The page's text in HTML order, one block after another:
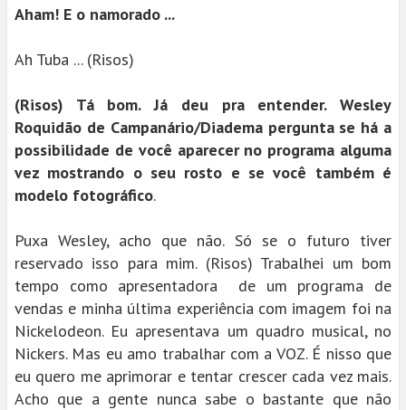
Aham! E o namorado ...
Ah Tuba ... (Risos)
(Risos) Tá bom. Já deu pra entender. Wesley
Roquidão de Campanário/Diadema pergunta se há a
possibilidade de você aparecer no programa alguma
vez mostrando o seu rosto e se você também é
modelo fotográfico.
Puxa Wesley, acho que não. Só se o futuro tiver
reservado isso para mim. (Risos) Trabalhei um bom
tempo como apresentadora de um programa de
vendas e minha última experiência com imagem foi na
Nickelodeon. Eu apresentava um quadro musical, no
Nickers. Mas eu amo trabalhar com a VOZ. É nisso que
eu quero me aprimorar e tentar crescer cada vez mais.
Acho que a gente nunca sabe o bastante que não